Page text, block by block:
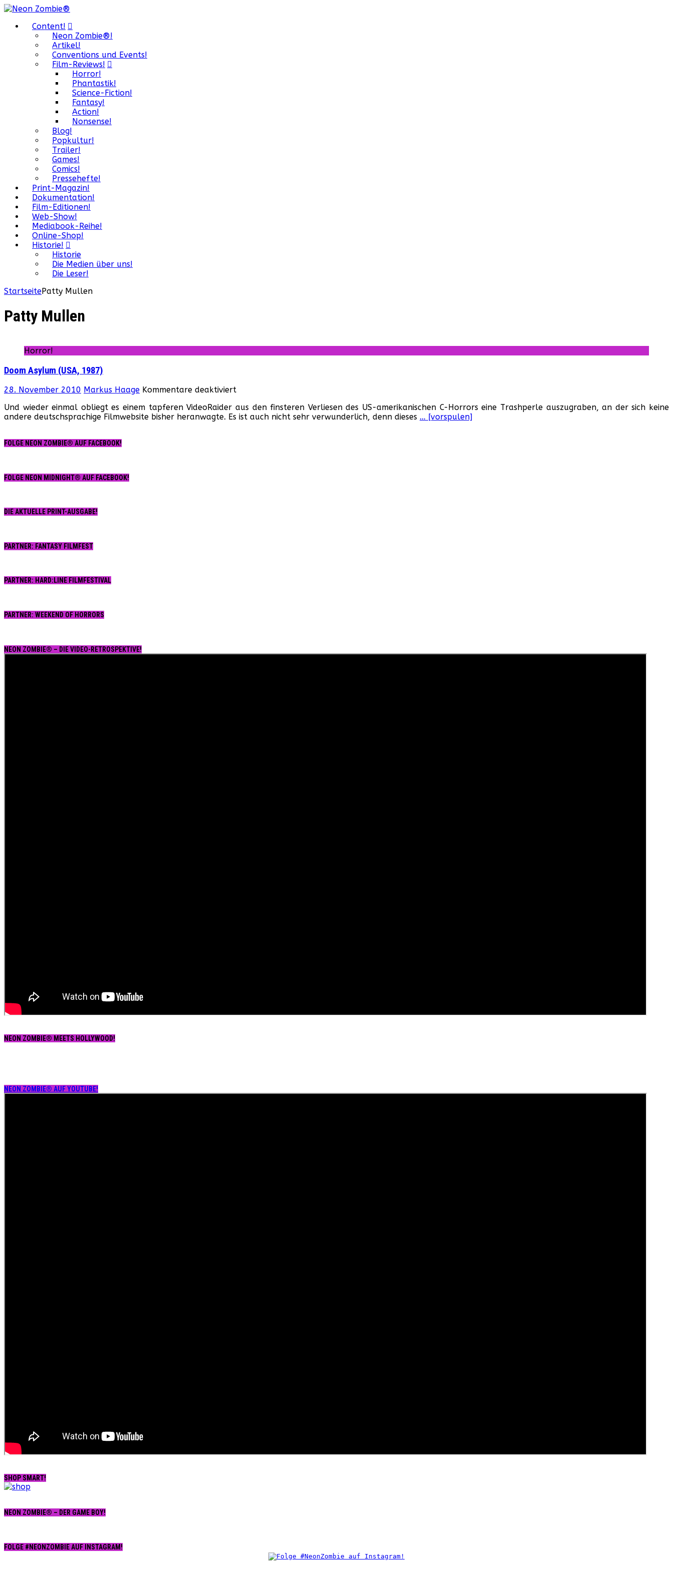
Content!
Neon Zombie®!
Artikel!
Conventions und Events!
Film-Reviews!
Horror!
Phantastik!
Science-Fiction!
Fantasy!
Action!
Nonsense!
Blog!
Popkultur!
Trailer!
Games!
Comics!
Pressehefte!
Print-Magazin!
Dokumentation!
Film-Editionen!
Web-Show!
Mediabook-Reihe!
Online-Shop!
Historie!
Historie
Die Medien über uns!
Die Leser!
StartseitePatty Mullen
Patty Mullen
Horror!
Doom Asylum (USA, 1987)
28. November 2010 Markus Haage Kommentare deaktiviertfür
Asylum
(USA,
Und wieder einmal obliegt es einem tapferen VideoRaider aus den finsteren Verliesen des US-amerikanischen C-Horrors eine Trashperle auszugraben, an der sich keine
andere deutschsprachige Filmwebsite bisher heranwagte. Es ist auch nicht sehr verwunderlich, denn dieses … [vorspulen]
FOLGE NEON ZOMBIE® AUF FACEBOOK!
FOLGE NEON MIDNIGHT® AUF FACEBOOK!
DIE AKTUELLE PRINT-AUSGABE!
PARTNER: FANTASY FILMFEST
PARTNER: HARD:LINE FILMFESTIVAL
PARTNER: WEEKEND OF HORRORS
NEON ZOMBIE® – DIE VIDEO-RETROSPEKTIVE!
NEON ZOMBIE® MEETS HOLLYWOOD!
NEON ZOMBIE® AUF YOUTUBE!
SHOP SMART!
NEON ZOMBIE® – DER GAME BOY!
FOLGE #NEONZOMBIE AUF INSTAGRAM!